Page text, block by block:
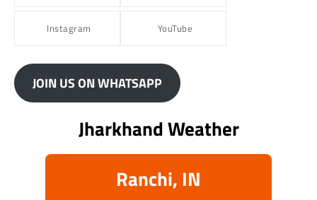
Instagram YouTube
JOIN US ON WHATSAPP
Jharkhand Weather
Ranchi, IN